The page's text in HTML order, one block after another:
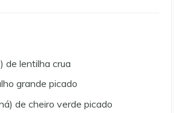
de lentilha crua
grande picado
de cheiro verde picado